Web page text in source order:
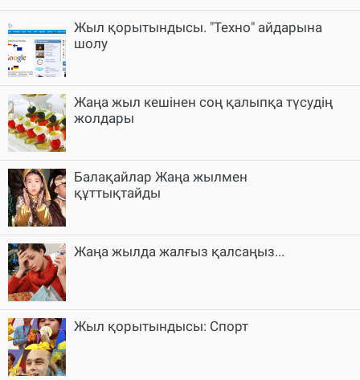
Жыл қорытындысы. "Техно" айдарына
шолу
Жаңа жыл кешінен соң қалыпқа түсудің
жолдары
Балақайлар Жаңа жылмен
құттықтайды
Жаңа жылда жалғыз қалсаңыз...
Жыл қорытындысы: Спорт